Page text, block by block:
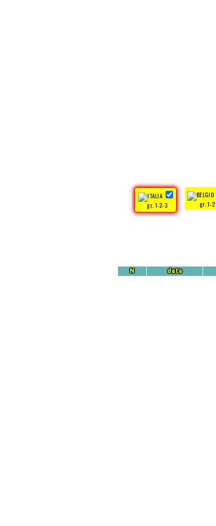
gr. 1-2-3 gr. 1-2
N data